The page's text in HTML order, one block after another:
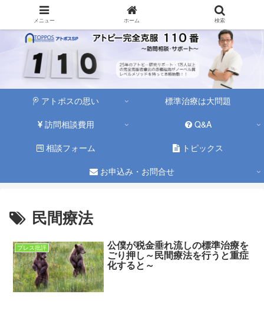
アトポスの思い
標準治療は大問題
訪問相談費用
Q&A
相談フォーム
トピックス
お申込み・お問合せ
民間療法
プレス批評 公僕が税金垂れ流しの標準治療を
ごり押し～民間療法を行うと重症
化すると～
メニュー ホーム 検索